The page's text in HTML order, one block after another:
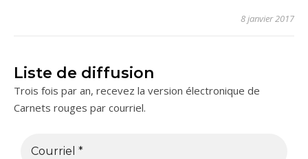
8 janvier 2017
Liste de diffusion
Trois fois par an, recevez la version électronique de
Carnets rouges par courriel.